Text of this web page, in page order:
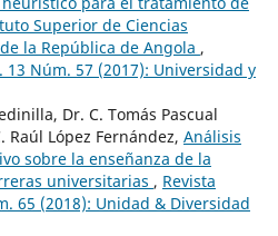
Superior de Ciencias
la República de Angola ,
13 Núm. 57 (2017): Universidad y
Dr. C. Tomás Pascual
Raúl López Fernández, Análisis
sobre la enseñanza de la
universitarias , Revista
65 (2018): Unidad & Diversidad